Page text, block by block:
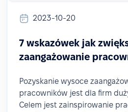
2023-10-20
7 wskazówek jak
zaangażowanie
Pozyskanie wysoce
pracowników jest dla firm
Celem jest zainspirowanie